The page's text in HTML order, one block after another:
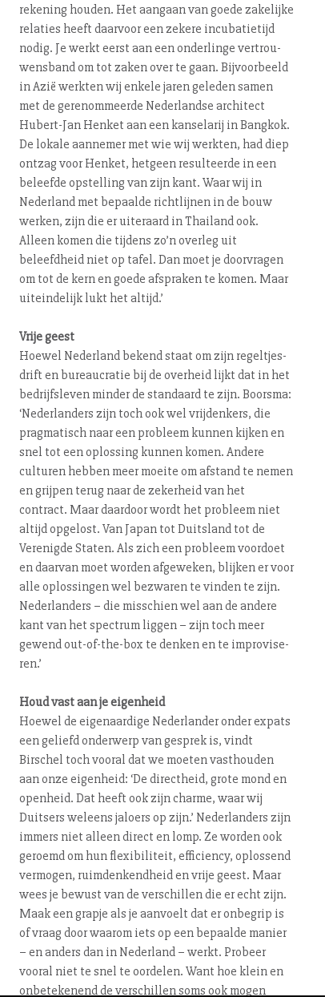
rekening houden. Het aangaan van goede zakelijke
relaties heeft daarvoor een zekere in­cu­ba­tie­tijd
nodig. Je werkt eerst aan een onderlinge ver­trou­
wens­band om tot zaken over te gaan. Bij­voor­beeld
in Azië werkten wij enkele jaren geleden samen
met de ge­re­nom­meer­de Nederlandse architect
Hubert-Jan Henket aan een kanselarij in Bangkok.
De lokale aannemer met wie wij werkten, had diep
ontzag voor Henket, hetgeen resulteerde in een
beleefde opstelling van zijn kant. Waar wij in
Nederland met bepaalde richtlijnen in de bouw
werken, zijn die er uiteraard in Thailand ook.
Alleen komen die tijdens zo’n overleg uit
beleefdheid niet op tafel. Dan moet je doorvragen
om tot de kern en goede afspraken te komen. Maar
uit­ein­de­lijk lukt het altijd.’
Vrije geest
Hoewel Nederland bekend staat om zijn re­gel­tjes­
drift en bu­reau­cra­tie bij de overheid lijkt dat in het
be­drijfs­le­ven minder de standaard te zijn. Boorsma:
‘Ne­der­lan­ders zijn toch ook wel vrijdenkers, die
pragmatisch naar een probleem kunnen kijken en
snel tot een oplossing kunnen komen. Andere
culturen hebben meer moeite om afstand te nemen
en grijpen terug naar de zekerheid van het
contract. Maar daardoor wordt het probleem niet
altijd opgelost. Van Japan tot Duitsland tot de
Verenigde Staten. Als zich een probleem voordoet
en daarvan moet worden afgeweken, blijken er voor
alle oplossingen wel bezwaren te vinden te zijn.
Ne­der­lan­ders – die misschien wel aan de andere
kant van het spectrum liggen – zijn toch meer
gewend out-of-the-box te denken en te im­pro­vi­se­
ren.’
Houd vast aan je eigenheid
Hoewel de ei­gen­aar­di­ge Nederlander onder expats
een geliefd onderwerp van gesprek is, vindt
Birschel toch vooral dat we moeten vasthouden
aan onze eigenheid: ‘De directheid, grote mond en
openheid. Dat heeft ook zijn charme, waar wij
Duitsers weleens jaloers op zijn.’ Ne­der­lan­ders zijn
immers niet alleen direct en lomp. Ze worden ook
geroemd om hun flexi­bi­li­teit, efficiency, oplossend
vermogen, ruim­den­kend­heid en vrije geest. Maar
wees je bewust van de verschillen die er echt zijn.
Maak een grapje als je aanvoelt dat er onbegrip is
of vraag door waarom iets op een bepaalde manier
– en anders dan in Nederland – werkt. Probeer
vooral niet te snel te oordelen. Want hoe klein en
on­be­te­ke­nend de verschillen soms ook mogen